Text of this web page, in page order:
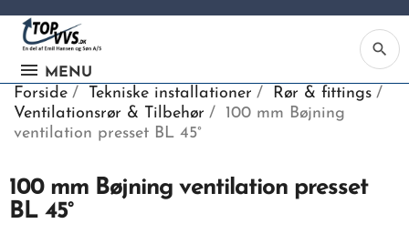
MENU
search
Forside Tekniske installationer
Rør & fittings
Ventilationsrør & Tilbehør
100 mm Bøjning
ventilation presset BL 45°
100 mm Bøjning ventilation presset
BL 45°